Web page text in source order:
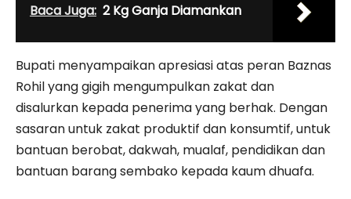
Baca Juga: 2 Kg Ganja Diamankan
Bupati menyampaikan apresiasi atas peran Baznas
Rohil yang gigih mengumpulkan zakat dan
disalurkan kepada penerima yang berhak. Dengan
sasaran untuk zakat produktif dan konsumtif, untuk
bantuan berobat, dakwah, mualaf, pendidikan dan
bantuan barang sembako kepada kaum dhuafa.